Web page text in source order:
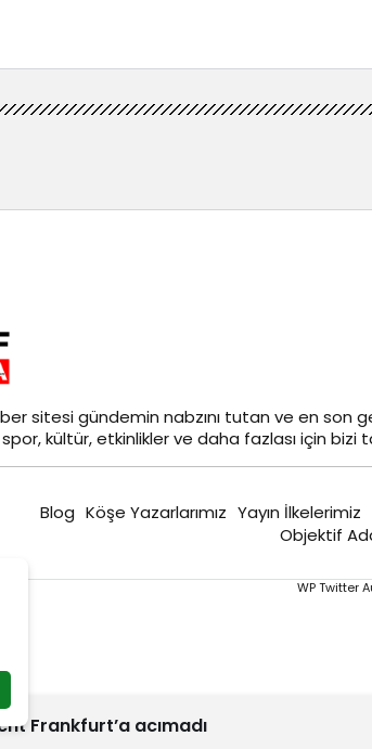
Frankfurt’a acımadı
sitesi gündemin nabzını tutan ve en son
kültür, etkinlikler ve daha fazlası için bizi
Blog Köşe Yazarlarımız Yayın İlkelerimiz
Objektif
WP Twitter